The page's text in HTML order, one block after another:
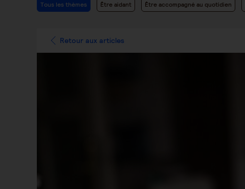
Tous les thèmes Être aidant Être accompagné au quotidien
Retour aux articles